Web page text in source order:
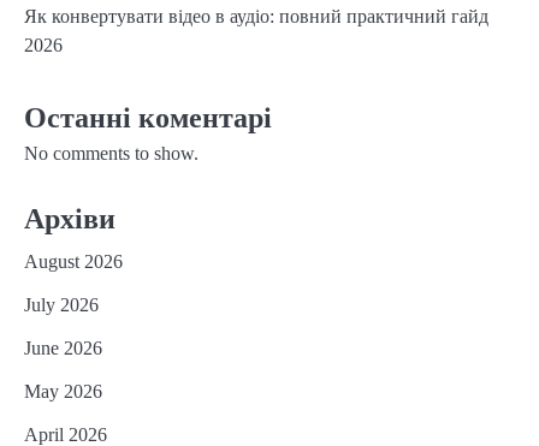
Як конвертувати відео в аудіо: повний практичний гайд
2026
Останні коментарі
No comments to show.
Архіви
August 2026
July 2026
June 2026
May 2026
April 2026